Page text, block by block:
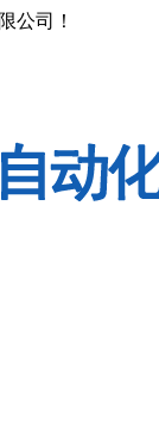
公司！